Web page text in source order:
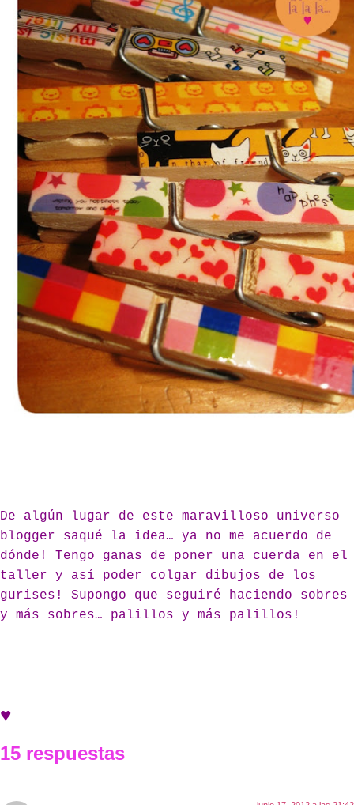
De algún lugar de este maravilloso universo
blogger saqué la idea… ya no me acuerdo de
dónde! Tengo ganas de poner una cuerda en el
taller y así poder colgar dibujos de los
gurises! Supongo que seguiré haciendo sobres
y más sobres… palillos y más palillos!
♥
15 respuestas